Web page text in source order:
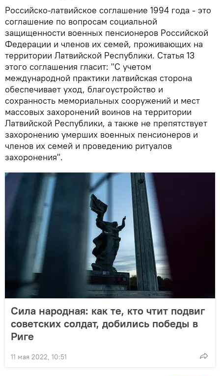
Российско-латвийское соглашение 1994 года - это
соглашение по вопросам социальной
защищенности военных пенсионеров Российской
Федерации и членов их семей, проживающих на
территории Латвийской Республики. Статья 13
этого соглашения гласит: "С учетом
международной практики латвийская сторона
обеспечивает уход, благоустройство и
сохранность мемориальных сооружений и мест
массовых захоронений воинов на территории
Латвийской Республики, а также не препятствует
захоронению умерших военных пенсионеров и
членов их семей и проведению ритуалов
захоронения".
Сила народная: как те, кто чтит подвиг
советских солдат, добились победы в
Риге
11 мая 2022, 10:51